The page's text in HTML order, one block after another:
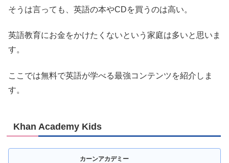
そうは言っても、英語の本やCDを買うのは高い。
英語教育にお金をかけたくないという家庭は多いと思いま
す。
ここでは無料で英語が学べる最強コンテンツを紹介しま
す。
Khan Academy Kids
カーンアカデミー